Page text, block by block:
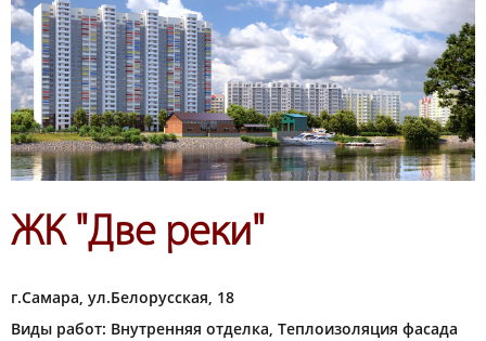
ЖК "Две реки"
г.Самара, ул.Белорусская, 18
Виды работ: Внутренняя отделка, Теплоизоляция фасада